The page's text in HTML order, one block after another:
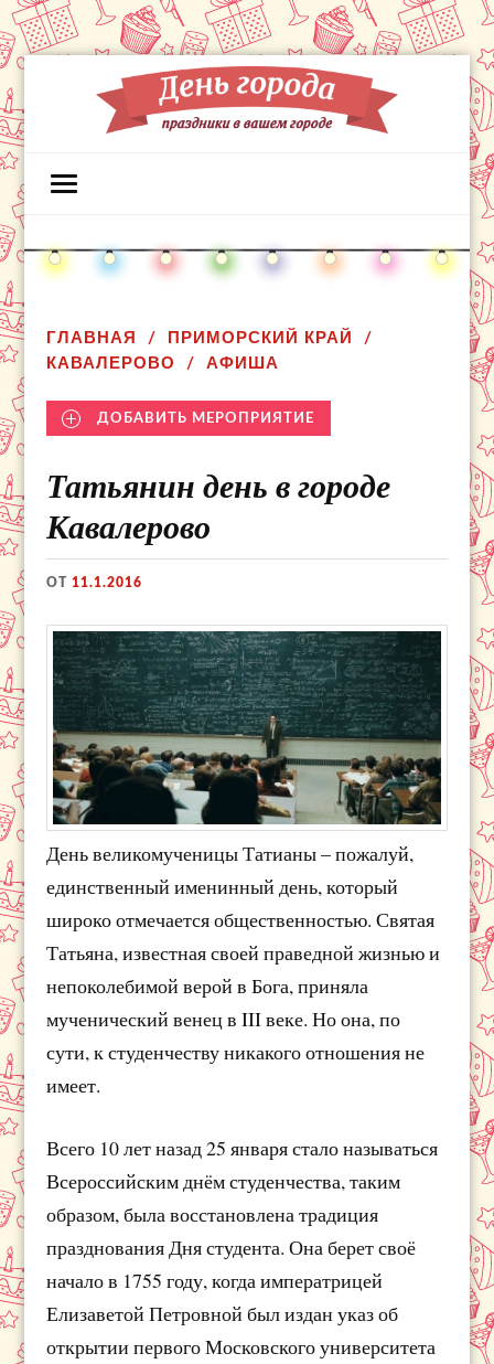
ГЛАВНАЯ
ПРИМОРСКИЙ КРАЙ
КАВАЛЕРОВО
АФИША
ДОБАВИТЬ МЕРОПРИЯТИЕ
Татьянин день в городе
Кавалерово
ОТ11.1.2016
День великомученицы Татианы – пожалуй,
единственный именинный день, который
широко отмечается общественностью. Святая
Татьяна, известная своей праведной жизнью и
непоколебимой верой в Бога, приняла
мученический венец в III веке. Но она, по
сути, к студенчеству никакого отношения не
имеет.
Всего 10 лет назад 25 января стало называться
Всероссийским днём студенчества, таким
образом, была восстановлена традиция
празднования Дня студента. Она берет своё
начало в 1755 году, когда императрицей
Елизаветой Петровной был издан указ об
открытии первого Московского университета